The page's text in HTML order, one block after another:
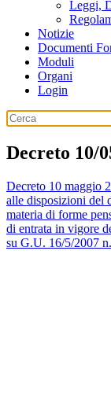
Leggi,
Notizie
Documenti
Moduli
Organi
Login
Decreto 10/
Decreto 10 maggio
alle disposizioni del
materia di forme
di entrata in vigore
su G.U. 16/5/2007